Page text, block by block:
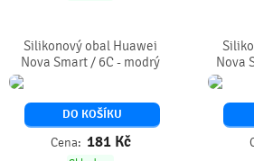
Silikonový obal Huawei
Nova Smart / 6C - modrý
DO KOŠÍKU
Cena: 181 Kč
Nova